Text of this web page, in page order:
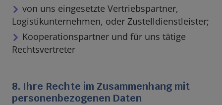
von uns eingesetzte Vertriebspartner,
Logistikunternehmen, oder Zustelldienstleister;
Kooperationspartner und für uns tätige
Rechtsvertreter
8. Ihre Rechte im Zusammenhang mit
personenbezogenen Daten